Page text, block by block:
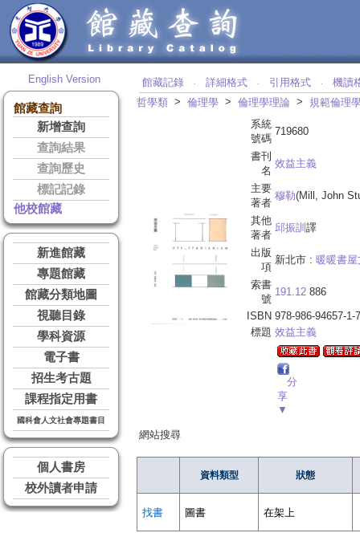
English Version
館藏查詢
新增查詢
查詢結果
查詢歷史
標記記錄
他校館藏
新進館藏
專題館藏
館藏分類地圖
視聽目錄
學科資源
電子書
招生考古題
課程指定用書
國科會人文社會專題書目
個人書房
校外讀者申請
館藏記錄 ‧ 詳細格式 ‧ 引用格式 ‧
機讀
哲學類 > 倫理學 > 倫理學理論 > 規範倫理
系統
號碼
719680
書刊
名
效益主義
主要
著者
穆勒(Mill, John
其他
著者
邱振訓 譯
出版
項
新北市 : 暖暖書屋
索書
號
191.12 886
ISBN 978-986-94657-1-7
標題 效益主義
分
享
▼
網站搜尋
資料類型 狀態
找書 圖書 在架上